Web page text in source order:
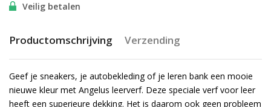
Veilig betalen
Productomschrijving
Geef je sneakers, je autobekleding of je leren bank een mooie
nieuwe kleur met Angelus leerverf. Deze speciale verf voor leer
heeft een superieure dekking. Het is daarom ook geen probleem
Verzending